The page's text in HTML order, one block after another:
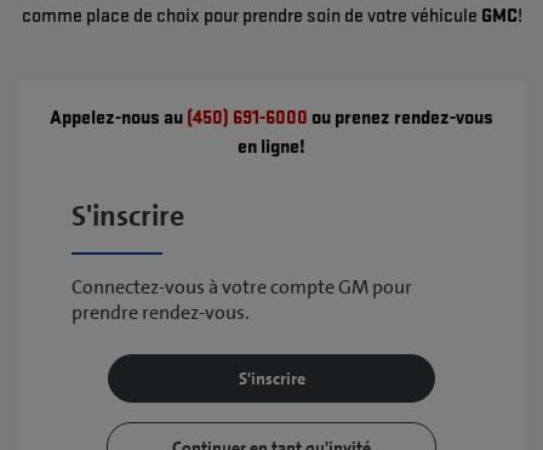
comme place de choix pour prendre soin de votre véhicule GMC!
Appelez-nous au (450) 691-6000 ou prenez rendez-vous
en ligne!